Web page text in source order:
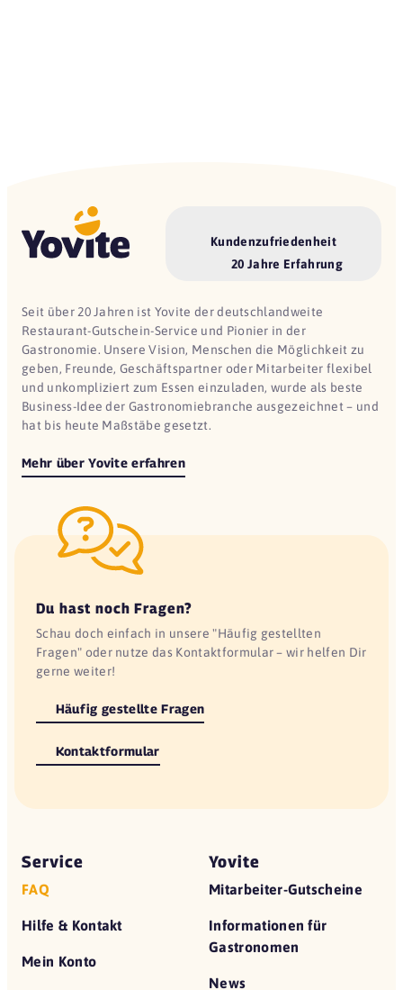
Kundenzufriedenheit
20 Jahre Erfahrung
Seit über 20 Jahren ist Yovite der deutschlandweite
Restaurant-Gutschein-Service und Pionier in der
Gastronomie. Unsere Vision, Menschen die Möglichkeit zu
geben, Freunde, Geschäftspartner oder Mitarbeiter flexibel
und unkompliziert zum Essen einzuladen, wurde als beste
Business-Idee der Gastronomiebranche ausgezeichnet – und
hat bis heute Maßstäbe gesetzt.
Mehr über Yovite erfahren
Du hast noch Fragen?
Schau doch einfach in unsere "Häufig gestellten
Fragen" oder nutze das Kontaktformular – wir helfen Dir
gerne weiter!
Häufig gestellte Fragen
Kontaktformular
Service
FAQ
Hilfe & Kontakt
Mein Konto
Yovite
Mitarbeiter-Gutscheine
Informationen für
Gastronomen
News